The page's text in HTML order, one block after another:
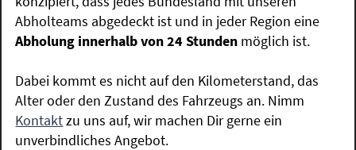
Abholteams abgedeckt ist und in jeder Region eine
Abholung innerhalb von 24 Stunden möglich ist.
Dabei kommt es nicht auf den Kilometerstand, das
Alter oder den Zustand des Fahrzeugs an. Nimm
Kontaktzu uns auf, wir machen Dir gerne ein
unverbindliches Angebot.